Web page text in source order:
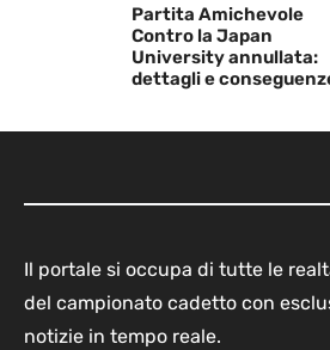
Partita Amichevole
Contro la Japan
University annullata:
dettagli e
Il portale si occupa di tutte le
del campionato cadetto con
notizie in tempo reale.